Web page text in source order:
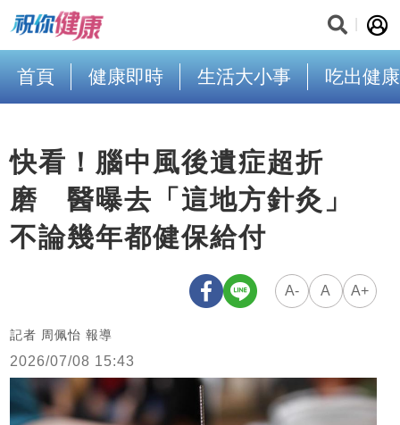
首頁 健康即時 生活大小事 吃出健康
快看！腦中風後遺症超折
磨 醫曝去「這地方針灸」
不論幾年都健保給付
A- A A+
記者 周佩怡 報導
2026/07/08 15:43